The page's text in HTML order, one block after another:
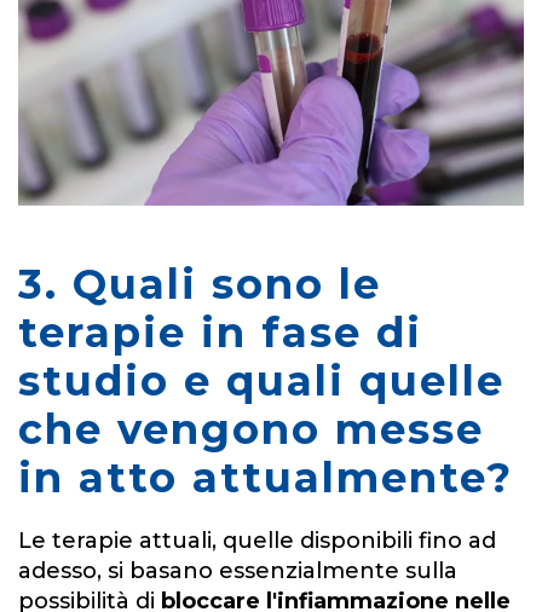
3. Quali sono le
terapie in fase di
studio e quali quelle
che vengono messe
in atto attualmente?
Le terapie attuali, quelle disponibili fino ad
adesso, si basano essenzialmente sulla
possibilità di bloccare l'infiammazione nelle